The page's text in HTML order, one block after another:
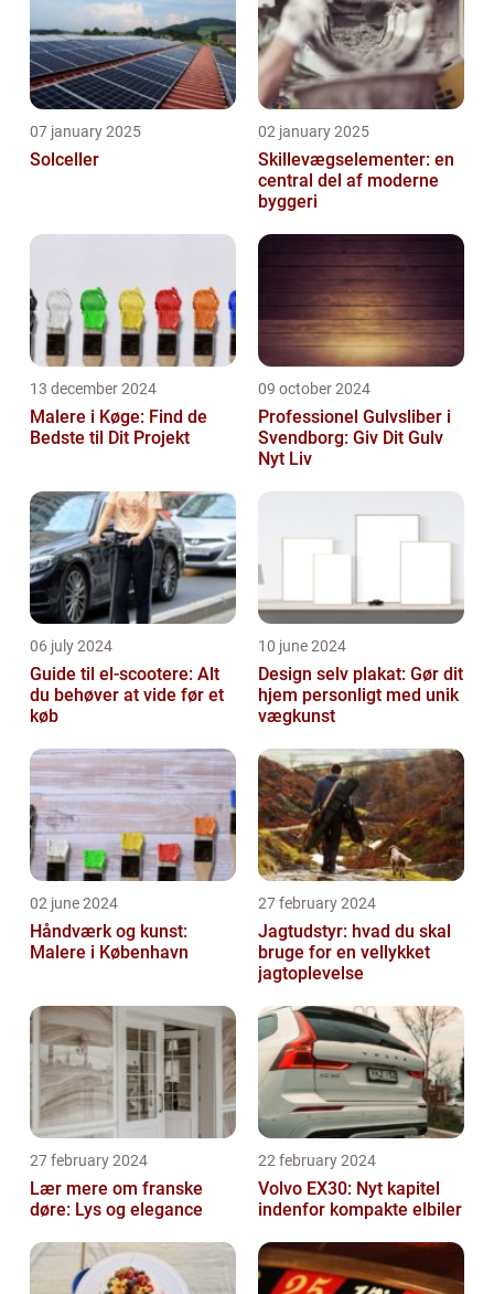
07 january 2025
Solceller
02 january 2025
Skillevægselementer: en
central del af moderne
byggeri
13 december 2024
Malere i Køge: Find de
Bedste til Dit Projekt
09 october 2024
Professionel Gulvsliber i
Svendborg: Giv Dit Gulv
Nyt Liv
06 july 2024
Guide til el-scootere: Alt
du behøver at vide før et
køb
10 june 2024
Design selv plakat: Gør dit
hjem personligt med unik
vægkunst
02 june 2024
Håndværk og kunst:
Malere i København
27 february 2024
Jagtudstyr: hvad du skal
bruge for en vellykket
jagtoplevelse
27 february 2024
Lær mere om franske
døre: Lys og elegance
22 february 2024
Volvo EX30: Nyt kapitel
indenfor kompakte elbiler